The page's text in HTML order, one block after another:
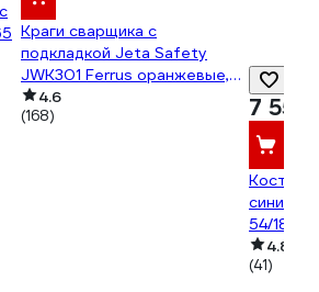
Краги сварщика с
подкладкой Jeta Safety
JWK301 Ferrus оранжевые,
р.10/XL JWK301-XL
4.6
(168) 7 557
Костюм
синий/
54/182-
4.8
(41)